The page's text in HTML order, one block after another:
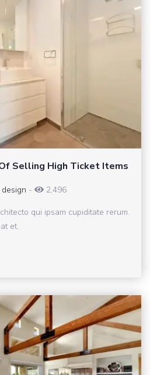
Selling High Ticket Items
-
2,496
qui ipsam cupiditate rerum.
et.